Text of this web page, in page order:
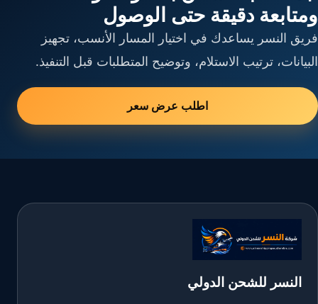
ومتابعة دقيقة حتى الوصول
فريق النسر يساعدك في اختيار المسار الأنسب، تجهيز
البيانات، ترتيب الاستلام، وتوضيح المتطلبات قبل التنفيذ.
اطلب عرض سعر
النسر للشحن الدولي